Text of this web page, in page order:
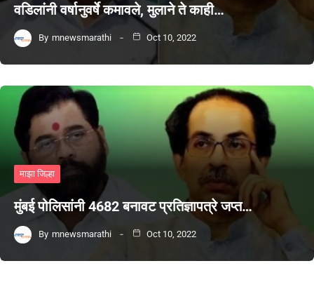
वडिलांनी वर्षानुवर्षे कमावले, मुलाने ते काही…
By mnewsmarathi Oct 10, 2022
माझा जिल्हा
मुंबई पोलिसांनी 4682 बनावट प्रतिज्ञापत्रे जप्त…
By mnewsmarathi Oct 10, 2022